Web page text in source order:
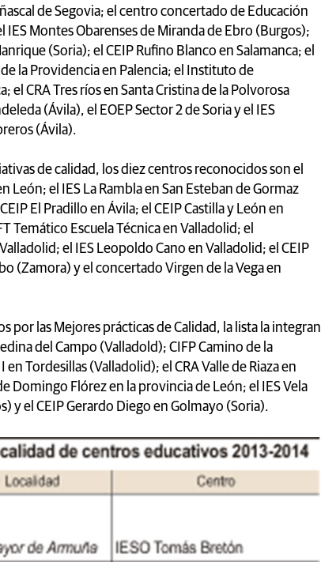
de Segovia; el centro concertado de Educación
IES Montes Obarenses de Miranda de Ebro (Burgos);
(Soria); el CEIP Rufino Blanco en Salamanca; el
la Providencia en Palencia; el Instituto de
el CRA Tres ríos en Santa Cristina de la Polvorosa
(Ávila), el EOEP Sector 2 de Soria y el IES
(Ávila).
de calidad, los diez centros reconocidos son el
el IES La Rambla en San Esteban de Gormaz
El Pradillo en Ávila; el CEIP Castilla y León en
Temático Escuela Técnica en Valladolid; el
el IES Leopoldo Cano en Valladolid; el CEIP
(Zamora) y el concertado Virgen de la Vega en
por las Mejores prácticas de Calidad, la lista la integran
del Campo (Valladold); CIFP Camino de la
en Tordesillas (Valladolid); el CRA Valle de Riaza en
Domingo Flórez en la provincia de León; el IES Vela
y el CEIP Gerardo Diego en Golmayo (Soria).